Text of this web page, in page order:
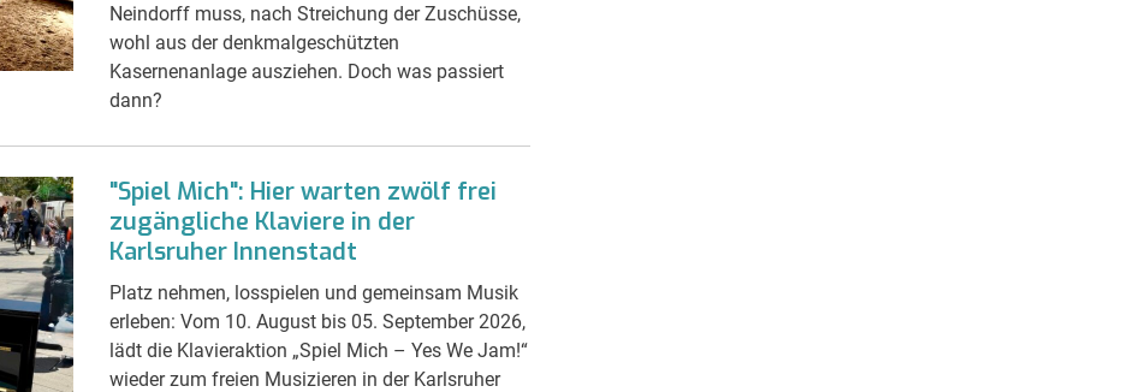
Neindorff muss, nach Streichung der Zuschüsse,
wohl aus der denkmalgeschützten
Kasernenanlage ausziehen. Doch was passiert
dann?
"Spiel Mich": Hier warten zwölf frei
zugängliche Klaviere in der
Karlsruher Innenstadt
Platz nehmen, losspielen und gemeinsam Musik
erleben: Vom 10. August bis 05. September 2026,
lädt die Klavieraktion „Spiel Mich – Yes We Jam!“
wieder zum freien Musizieren in der Karlsruher